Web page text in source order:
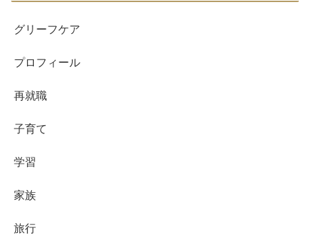
グリーフケア
プロフィール
再就職
子育て
学習
家族
旅行